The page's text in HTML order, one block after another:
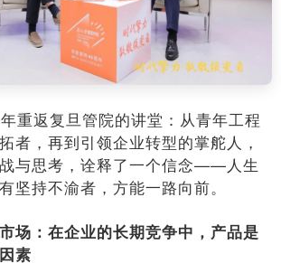
重返复旦管院的讲堂：从青年工程
者，再到引领企业转型的掌舵人，
与思考，诠释了一个信念——人生
坚持不渝者，方能一路向前。
场：在企业的长期竞争中，产品是
素